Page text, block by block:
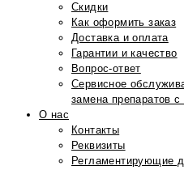
Скидки
Как оформить заказ
Доставка и оплата
Гарантии и качество
Вопрос-ответ
Сервисное
замена препаратов
О нас
Контакты
Реквизиты
Регламентирующие